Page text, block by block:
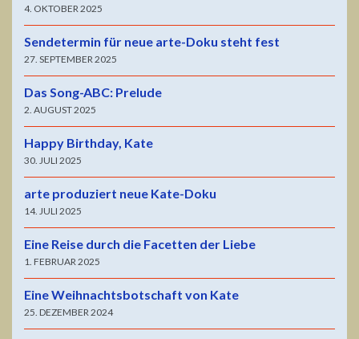
4. OKTOBER 2025
Sendetermin für neue arte-Doku steht fest
27. SEPTEMBER 2025
Das Song-ABC: Prelude
2. AUGUST 2025
Happy Birthday, Kate
30. JULI 2025
arte produziert neue Kate-Doku
14. JULI 2025
Eine Reise durch die Facetten der Liebe
1. FEBRUAR 2025
Eine Weihnachtsbotschaft von Kate
25. DEZEMBER 2024